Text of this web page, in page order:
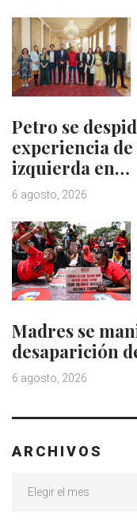
Petro se
experiencia
izquierda en…
6 agosto, 2026
Madres se
desaparición
6 agosto, 2026
ARCHIVOS